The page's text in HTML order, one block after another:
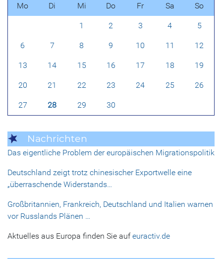
Mo Di Mi Do Fr Sa So
1 2 3 4 5
6 7 8 9 10 11 12
13 14 15 16 17 18 19
20 21 22 23 24 25 26
27 28 29 30
Nachrichten
Das eigentliche Problem der europäischen Migrationspolitik
Deutschland zeigt trotz chinesischer Exportwelle eine
„überraschende Widerstands…
Großbritannien, Frankreich, Deutschland und Italien warnen
vor Russlands Plänen …
Aktuelles aus Europa finden Sie aufeuractiv.de